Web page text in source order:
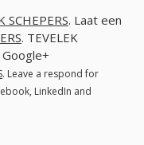
SCHEPERS. Laat een
. TEVELEK
Google+
. Leave a respond for
LinkedIn and